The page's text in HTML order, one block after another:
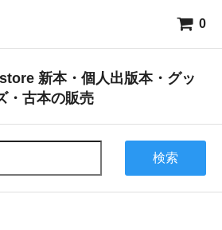
0
新本・個人出版本・グッ
・古本の販売
検索